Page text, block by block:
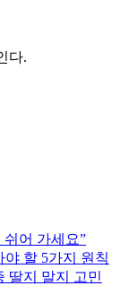
다.
어 가세요”
할 5가지 원칙
딸지 말지 고민